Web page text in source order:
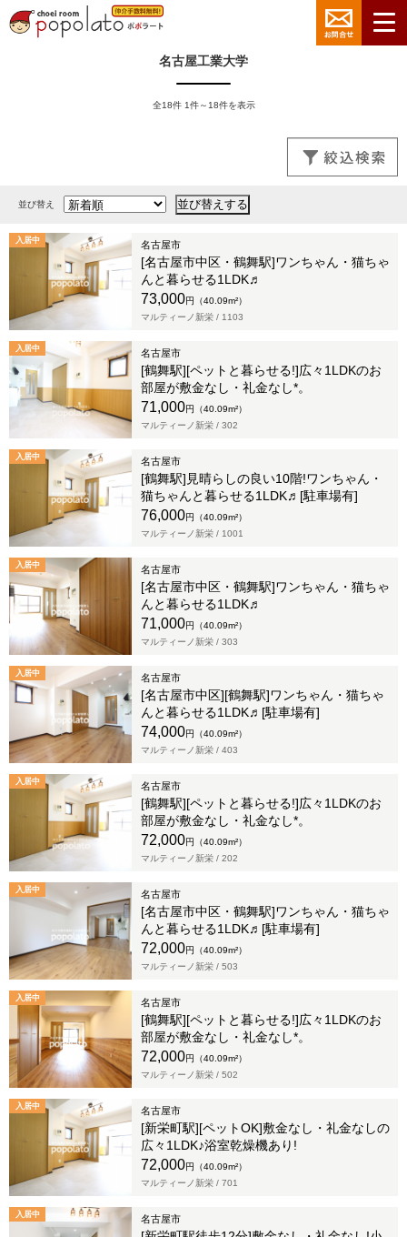
名古屋工業大学
全18件 1件～18件を表示
並び替え
入居中 名古屋市
[名古屋市中区・鶴舞駅]ワンちゃん・猫ちゃ
んと暮らせる1LDK♬
73,000円（40.09m²）
マルティーノ新栄 / 1103
入居中 名古屋市
[鶴舞駅][ペットと暮らせる!]広々1LDKのお
部屋が敷金なし・礼金なし*。
71,000円（40.09m²）
マルティーノ新栄 / 302
入居中 名古屋市
[鶴舞駅]見晴らしの良い10階!ワンちゃん・
猫ちゃんと暮らせる1LDK♬[駐車場有]
76,000円（40.09m²）
マルティーノ新栄 / 1001
入居中 名古屋市
[名古屋市中区・鶴舞駅]ワンちゃん・猫ちゃ
んと暮らせる1LDK♬
71,000円（40.09m²）
マルティーノ新栄 / 303
入居中 名古屋市
[名古屋市中区][鶴舞駅]ワンちゃん・猫ちゃ
んと暮らせる1LDK♬[駐車場有]
74,000円（40.09m²）
マルティーノ新栄 / 403
入居中 名古屋市
[鶴舞駅][ペットと暮らせる!]広々1LDKのお
部屋が敷金なし・礼金なし*。
72,000円（40.09m²）
マルティーノ新栄 / 202
入居中 名古屋市
[名古屋市中区・鶴舞駅]ワンちゃん・猫ちゃ
んと暮らせる1LDK♬[駐車場有]
72,000円（40.09m²）
マルティーノ新栄 / 503
入居中 名古屋市
[鶴舞駅][ペットと暮らせる!]広々1LDKのお
部屋が敷金なし・礼金なし*。
72,000円（40.09m²）
マルティーノ新栄 / 502
入居中 名古屋市
[新栄町駅][ペットOK]敷金なし・礼金なしの
広々1LDK♪浴室乾燥機あり!
72,000円（40.09m²）
マルティーノ新栄 / 701
入居中 名古屋市